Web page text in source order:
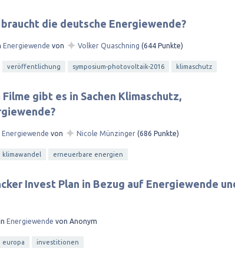
die deutsche Energiewende?
Energiewende von ✦ Volker Quaschning (644 Punkte)
veröffentlichung symposium-photovoltaik-2016 klimaschutz
gibt es in Sachen Klimaschutz,
Energiewende von ✦ Nicole Münzinger (686 Punkte)
klimawandel erneuerbare energien
Invest Plan in Bezug auf Energiewende
Energiewende von Anonym
europa investitionen